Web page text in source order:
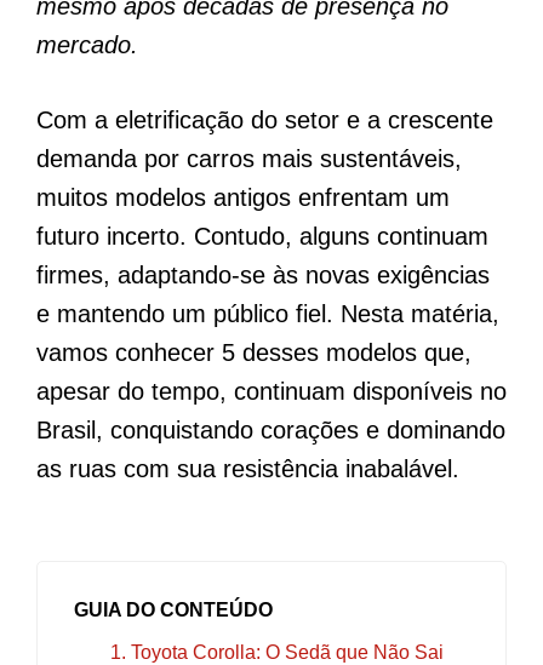
mesmo após décadas de presença no
mercado.
Com a eletrificação do setor e a crescente
demanda por carros mais sustentáveis,
muitos modelos antigos enfrentam um
futuro incerto. Contudo, alguns continuam
firmes, adaptando-se às novas exigências
e mantendo um público fiel. Nesta matéria,
vamos conhecer 5 desses modelos que,
apesar do tempo, continuam disponíveis no
Brasil, conquistando corações e dominando
as ruas com sua resistência inabalável.
GUIA DO CONTEÚDO
1. Toyota Corolla: O Sedã que Não Sai